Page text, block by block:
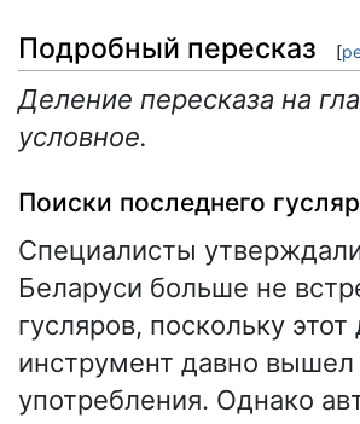
Подробный пересказ [
Деление пересказа на
условное.
Поиски последнего
Специалисты
Беларуси больше не
гусляров, поскольку
инструмент давно вышел
употребления. Однако